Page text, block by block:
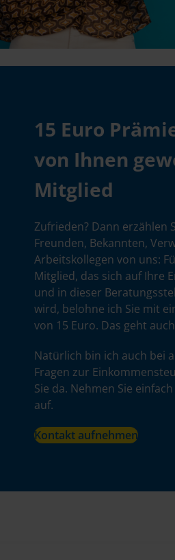
15 Euro
von Ihnen
Mitglied
Zufrieden? Dann erzählen
Freunden, Bekannten,
Arbeitskollegen von uns:
Mitglied, das sich auf Ihre
und in dieser
wird, belohne ich Sie mit
von 15 Euro. Das geht
Natürlich bin ich auch bei
Fragen zur
Sie da. Nehmen Sie
auf.
Kontakt aufnehmen